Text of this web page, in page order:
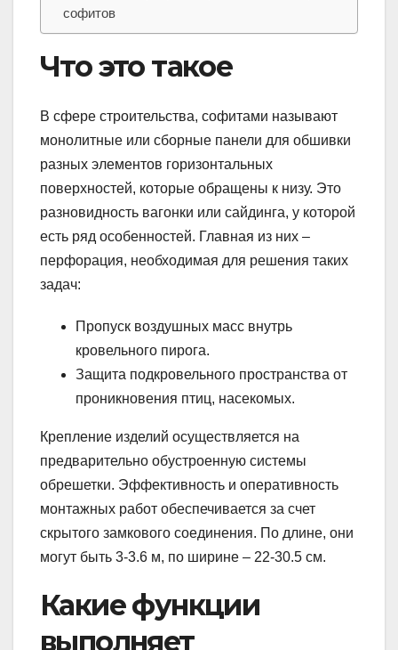
софитов
Что это такое
В сфере строительства, софитами называют
монолитные или сборные панели для обшивки
разных элементов горизонтальных
поверхностей, которые обращены к низу. Это
разновидность вагонки или сайдинга, у которой
есть ряд особенностей. Главная из них –
перфорация, необходимая для решения таких
задач:
Пропуск воздушных масс внутрь
кровельного пирога.
Защита подкровельного пространства от
проникновения птиц, насекомых.
Крепление изделий осуществляется на
предварительно обустроенную системы
обрешетки. Эффективность и оперативность
монтажных работ обеспечивается за счет
скрытого замкового соединения. По длине, они
могут быть 3-3.6 м, по ширине – 22-30.5 см.
Какие функции
выполняет